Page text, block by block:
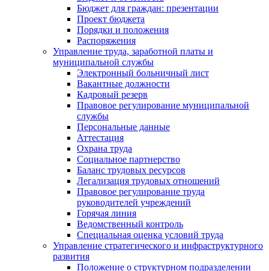
Бюджет для граждан: презентации
Проект бюджета
Порядки и положения
Распоряжения
Управление труда, заработной платы и
муниципальной службы
Электронный больничный лист
Вакантные должности
Кадровый резерв
Правовое регулирование муниципальной
службы
Персональные данные
Аттестация
Охрана труда
Социальное партнерство
Баланс трудовых ресурсов
Легализация трудовых отношений
Правовое регулирование труда
руководителей учреждений
Горячая линия
Ведомственный контроль
Специальная оценка условий труда
Управление стратегического и инфраструктурного
развития
Положение о структурном подразделении